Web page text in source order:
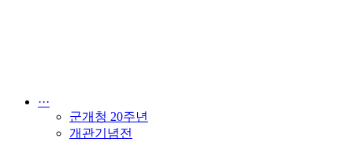
···
군개청 20주년
개관기념전